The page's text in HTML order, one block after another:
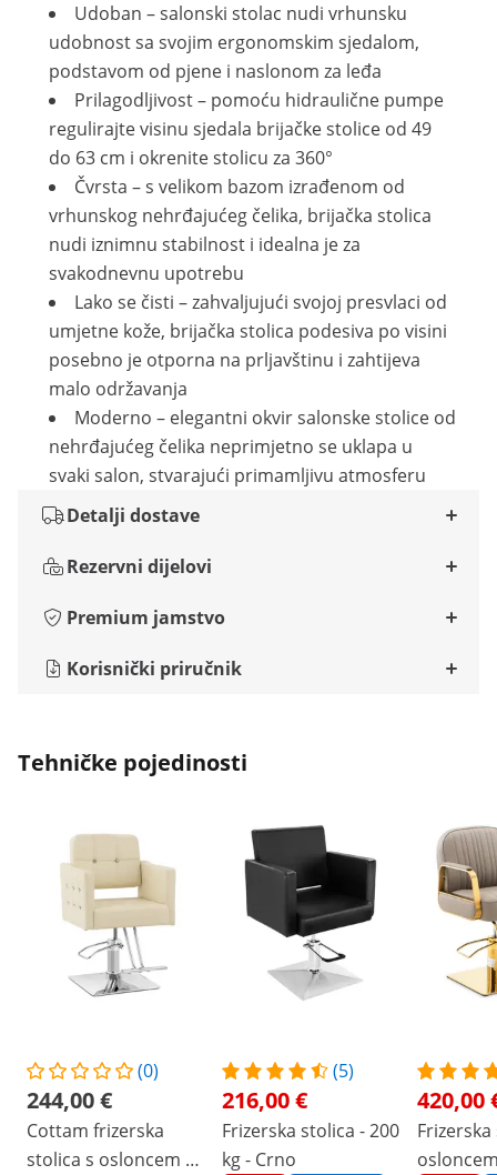
Udoban – salonski stolac nudi vrhunsku
udobnost sa svojim ergonomskim sjedalom,
podstavom od pjene i naslonom za leđa
Prilagodljivost – pomoću hidraulične pumpe
regulirajte visinu sjedala brijačke stolice od 49
do 63 cm i okrenite stolicu za 360°
Čvrsta – s velikom bazom izrađenom od
vrhunskog nehrđajućeg čelika, brijačka stolica
nudi iznimnu stabilnost i idealna je za
svakodnevnu upotrebu
Lako se čisti – zahvaljujući svojoj presvlaci od
umjetne kože, brijačka stolica podesiva po visini
posebno je otporna na prljavštinu i zahtijeva
malo održavanja
Moderno – elegantni okvir salonske stolice od
nehrđajućeg čelika neprimjetno se uklapa u
svaki salon, stvarajući primamljivu atmosferu
Detalji dostave
Rezervni dijelovi
Premium jamstvo
Korisnički priručnik
Tehničke pojedinosti
(0)
244,00 €
Cottam frizerska
stolica s osloncem za
(5)
216,00 €
Frizerska stolica - 200
kg - Crno
420,00